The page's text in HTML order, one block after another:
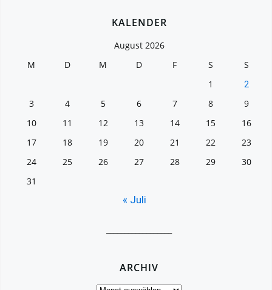
KALENDER
August 2026
M
D M D F S
S
1
2
3 4 5 6 7 8
9
10
11 12 13 14 15
16
17
18 19 20 21 22
23
24
25 26 27 28 29
30
31
« Juli
ARCHIV